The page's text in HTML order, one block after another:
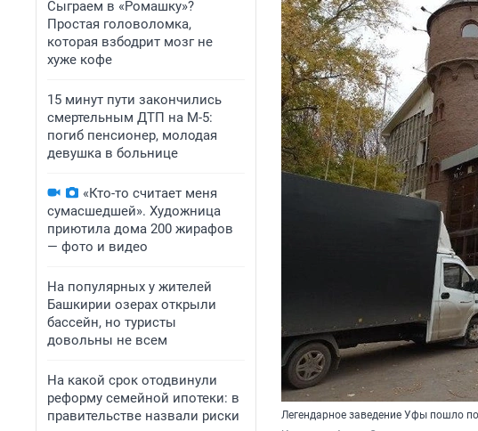
Сыграем в «Ромашку»?
Простая головоломка,
которая взбодрит мозг не
хуже кофе
15 минут пути закончились
смертельным ДТП на М-5:
погиб пенсионер, молодая
девушка в больнице
«Кто-то считает меня
сумасшедшей». Художница
приютила дома 200 жирафов
— фото и видео
На популярных у жителей
Башкирии озерах открыли
бассейн, но туристы
довольны не всем
На какой срок отодвинули
реформу семейной ипотеки: в
правительстве назвали риски
Легендарное заведение Уфы пошло